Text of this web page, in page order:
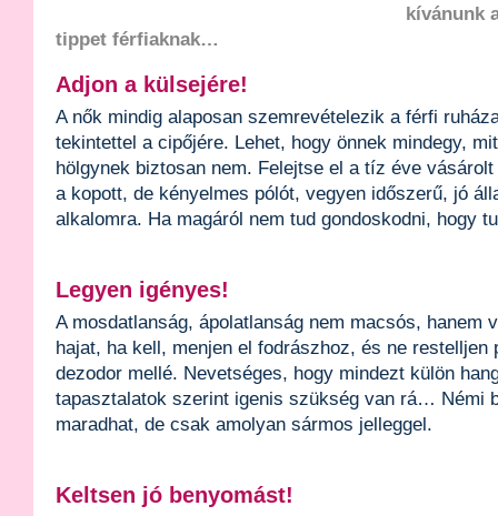
kívánunk
tippet férfiaknak…
Adjon a külsejére!
A nők mindig alaposan szemrevételezik a férfi
tekintettel a cipőjére. Lehet, hogy önnek mindegy,
hölgynek biztosan nem. Felejtse el a tíz éve
a kopott, de kényelmes pólót, vegyen időszerű, jó
alkalomra. Ha magáról nem tud gondoskodni, hogy
Legyen igényes!
A mosdatlanság, ápolatlanság nem macsós, hanem
hajat, ha kell, menjen el fodrászhoz, és ne restelljen
dezodor mellé. Nevetséges, hogy mindezt külön
tapasztalatok szerint igenis szükség van rá… Némi
maradhat, de csak amolyan sármos jelleggel.
Keltsen jó benyomást!